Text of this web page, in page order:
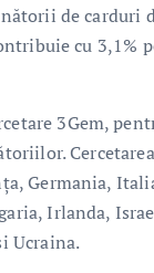
de carduri
cu 3,1%
3Gem,
Germania,
Irlanda,
Ucraina.